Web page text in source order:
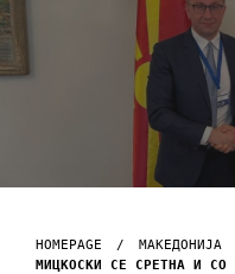
HOMEPAGE
МАКЕДОНИЈА
МИЦКОСКИ СЕ СРЕТНА И СО